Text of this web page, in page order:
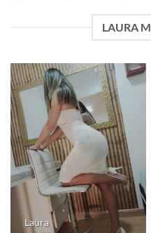
LAURA
Laura